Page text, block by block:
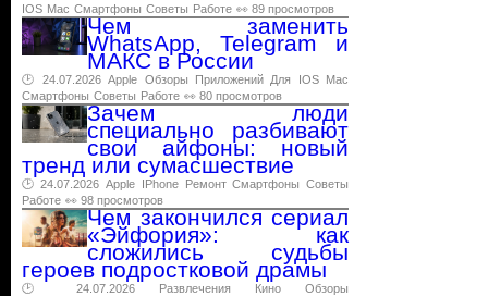
IOS Mac Смартфоны Советы Работе 👀 89 просмотров
Чем заменить
WhatsApp, Telegram и
МАКС в России
🕑 24.07.2026 Apple Обзоры Приложений Для IOS
Mac
Смартфоны Советы Работе 👀 80 просмотров
Зачем люди
специально разбивают
свои айфоны: новый
тренд или сумасшествие
🕑 24.07.2026 Apple IPhone Ремонт Смартфоны Советы
Работе 👀 98 просмотров
Чем закончился сериал
«Эйфория»: как
сложились судьбы
героев подростковой драмы
🕑 24.07.2026 Развлечения Кино
Обзоры